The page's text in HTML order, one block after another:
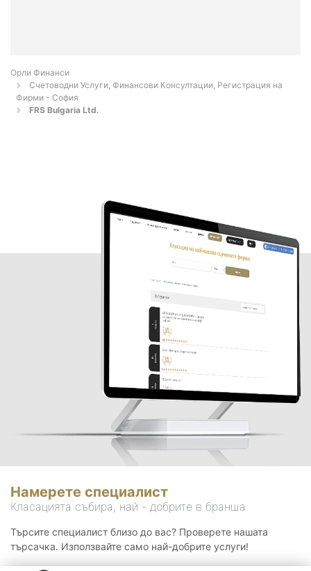
Орли Финанси
Счетоводни Услуги, Финансови Консултации, Регистрация на
Фирми - София
FRS Bulgaria Ltd.
Намерете специалист
Класацията събира, най - добрите в бранша.
Търсите специалист близо до вас? Проверете нашата
търсачка. Използвайте само най-добрите услуги!